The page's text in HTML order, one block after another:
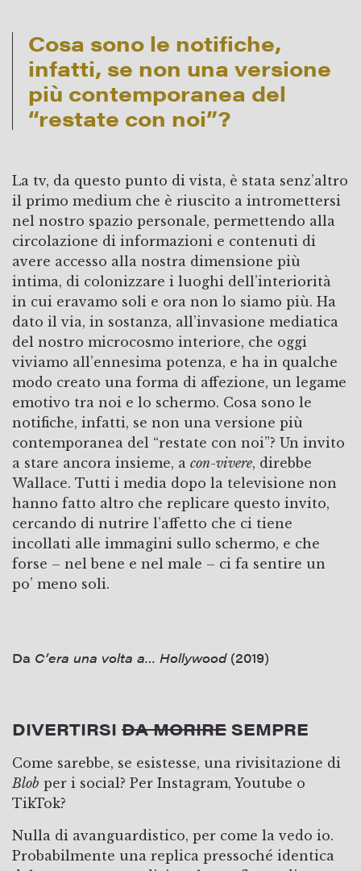
Cosa sono le notifiche,
infatti, se non una versione
più contemporanea del
“restate con noi”?
La tv, da questo punto di vista, è stata senz’altro
il primo medium che è riuscito a intromettersi
nel nostro spazio personale, permettendo alla
circolazione di informazioni e contenuti di
avere accesso alla nostra dimensione più
intima, di colonizzare i luoghi dell’interiorità
in cui eravamo soli e ora non lo siamo più. Ha
dato il via, in sostanza, all’invasione mediatica
del nostro microcosmo interiore, che oggi
viviamo all’ennesima potenza, e ha in qualche
modo creato una forma di affezione, un legame
emotivo tra noi e lo schermo. Cosa sono le
notifiche, infatti, se non una versione più
contemporanea del “restate con noi”? Un invito
a stare ancora insieme, a con-vivere, direbbe
Wallace. Tutti i media dopo la televisione non
hanno fatto altro che replicare questo invito,
cercando di nutrire l’affetto che ci tiene
incollati alle immagini sullo schermo, e che
forse – nel bene e nel male – ci fa sentire un
po’ meno soli.
Da C’era una volta a… Hollywood(2019)
DIVERTIRSI DA MORIRE SEMPRE
Come sarebbe, se esistesse, una rivisitazione di
Blob per i social? Per Instagram, Youtube o
TikTok?
Nulla di avanguardistico, per come la vedo io.
Probabilmente una replica pressoché identica